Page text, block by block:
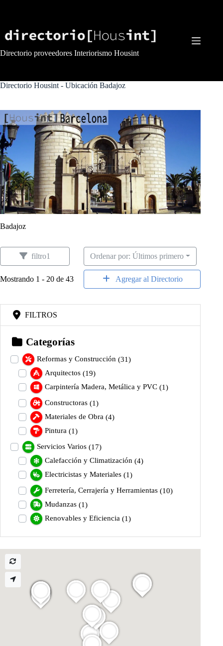
Directorio proveedores Interiorismo Housint
Directorio Housint - Ubicación Badajoz
Badajoz
filtro1
Mostrando 1 - 20 de 43
Ordenar por: Últimos primero
Agregar al Directorio
FILTROS
Categorías
Reformas y Construcción (31)
Arquitectos (19)
Carpintería Madera, Metálica y PVC (1)
Constructoras (1)
Materiales de Obra (4)
Pintura (1)
Servicios Varios (17)
Calefacción y Climatización (4)
Electricistas y Materiales (1)
Ferretería, Cerrajería y Herramientas (10)
Mudanzas (1)
Renovables y Eficiencia (1)